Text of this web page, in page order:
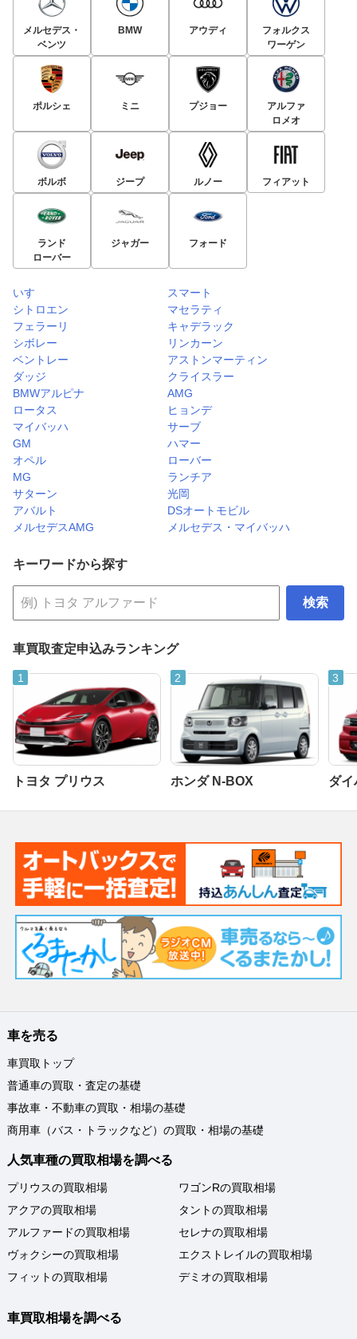
メルセデス・
ベンツ
BMW アウディ
フォルクス
ワーゲン
ポルシェ ミニ プジョー
アルファ
ロメオ
ボルボ ジープ ルノー フィアット
ランド
ローバー
ジャガー フォード
いすゞ
スマート
シトロエン
マセラティ
フェラーリ
キャデラック
シボレー
リンカーン
ベントレー
アストンマーティン
ダッジ
クライスラー
BMWアルピナ
AMG
ロータス
ヒョンデ
マイバッハ
サーブ
GM
ハマー
オペル
ローバー
MG
ランチア
サターン
光岡
アバルト
DSオートモビル
メルセデスAMG
メルセデス・マイバッハ
キーワードから探す
検索
車買取査定申込みランキング
トヨタ プリウス ホンダ N-BOX ダイ
車を売る
車買取トップ
普通車の買取・査定の基礎
事故車・不動車の買取・相場の基礎
商用車（バス・トラックなど）の買取・相場の基礎
人気車種の買取相場を調べる
プリウスの買取相場
アクアの買取相場
アルファードの買取相場
ヴォクシーの買取相場
フィットの買取相場
ワゴンRの買取相場
タントの買取相場
セレナの買取相場
エクストレイルの買取相場
デミオの買取相場
車買取相場を調べる